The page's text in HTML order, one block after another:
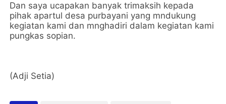
Dan saya ucapakan banyak trimaksih kepada
pihak apartul desa purbayani yang mndukung
kegiatan kami dan mnghadiri dalam kegiatan kami
pungkas sopian.
(Adji Setia)